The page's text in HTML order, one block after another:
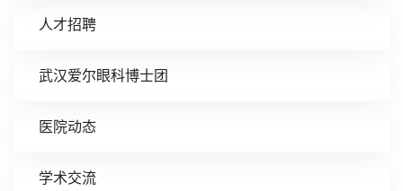
人才招聘
武汉爱尔眼科博士团
医院动态
学术交流